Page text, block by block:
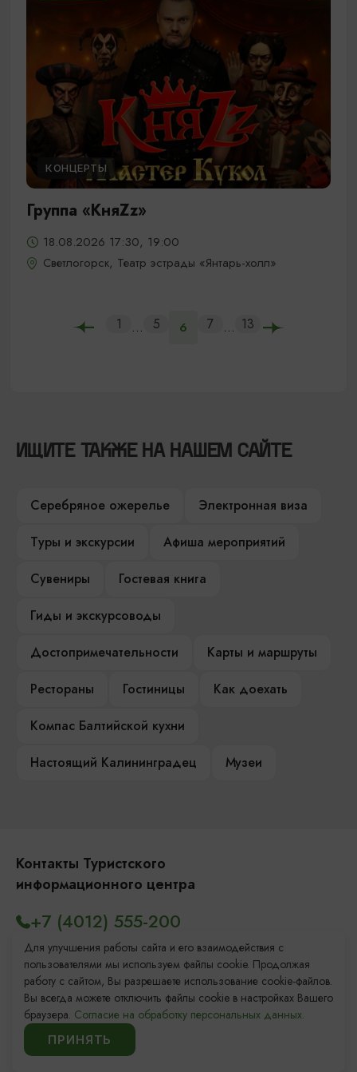
КОНЦЕРТЫ
Группа «КняZz»
18.08.2026 17:30, 19:00
Светлогорск, Театр эстрады «Янтарь-холл»
1 ... 5 6 7 ... 13
ИЩИТЕ ТАКЖЕ НА НАШЕМ САЙТЕ
Серебряное ожерелье
Электронная виза
Туры и экскурсии
Афиша мероприятий
Сувениры
Гостевая книга
Гиды и экскурсоводы
Достопримечательности
Карты и маршруты
Рестораны
Гостиницы
Как доехать
Компас Балтийской кухни
Настоящий Калининградец
Музеи
Контакты Туристского
информационного центра
Площадь Победы, 1 Закрыто
ул. Октябрьская, 2/3 Открыто
+7 (4012) 555-200
8 (800) 200-55-39
info@visit-kaliningrad.ru
Для улучшения работы сайта и его взаимодействия с
пользователями мы используем файлы cookie. Продолжая
работу с сайтом, Вы разрешаете использование cookie-файлов.
Вы всегда можете отключить файлы cookie в настройках Вашего
браузера. Согласие на обработку персональных данных.
ПРИНЯТЬ